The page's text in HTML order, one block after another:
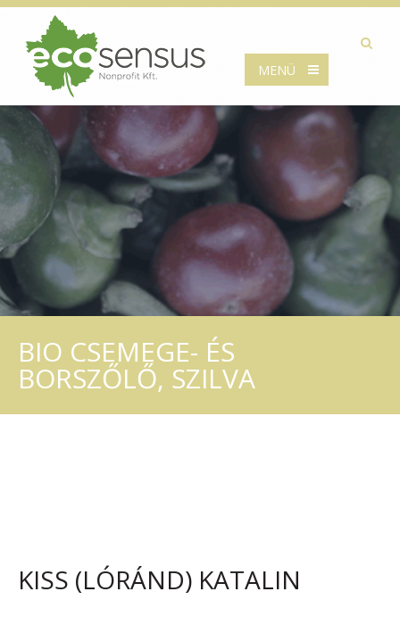
MENÜ
BIO CSEMEGE- ÉS
BORSZŐLŐ, SZILVA
KISS (LÓRÁND) KATALIN